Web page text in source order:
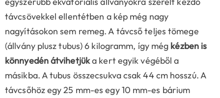
távcsövekkel ellentétben a kép még nagy
nagyításokon sem remeg. A távcső teljes tömege
(állvány plusz tubus) 6 kilogramm, így még kézben is
könnyedén átvihetjüka kert egyik végéből a
másikba. A tubus összecsukva csak 44 cm hosszú. A
távcsőhöz egy 25 mm-es egy 10 mm-es bárium